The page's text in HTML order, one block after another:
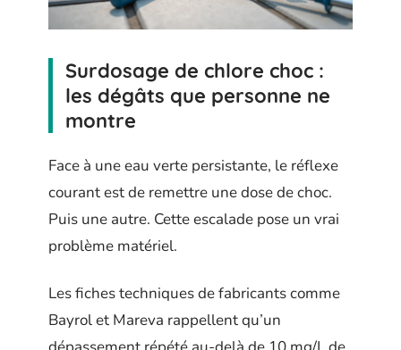
Surdosage de chlore choc :
les dégâts que personne ne
montre
Face à une eau verte persistante, le réflexe
courant est de remettre une dose de choc.
Puis une autre. Cette escalade pose un vrai
problème matériel.
Les fiches techniques de fabricants comme
Bayrol et Mareva rappellent qu’un